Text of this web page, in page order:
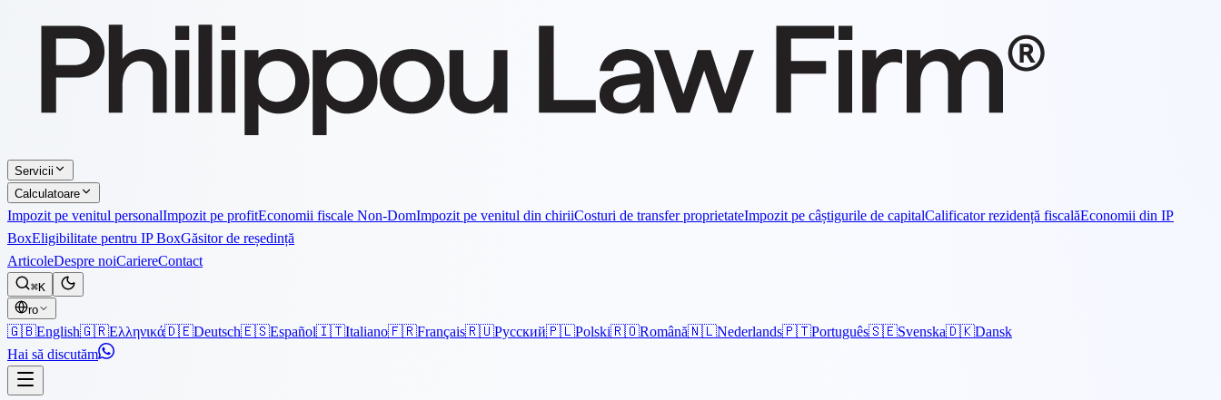
Servicii
Calculatoare
Impozit pe venitul personalImpozit pe profitEconomii fiscale Non-DomImpozit pe venitul din chiriiCosturi de transfer proprietateImpozit pe câștigurile de capitalCalificator rezidență fiscalăEconomii din IP
BoxEligibilitate pentru IP BoxGăsitor de reședință
ArticoleDespre noiCariereContact
⌘K
ro
🇬🇧English🇬🇷Ελληνικά🇩🇪Deutsch🇪🇸Español🇮🇹Italiano🇫🇷Français🇷🇺Русский🇵🇱Polski🇷🇴Română🇳🇱Nederlands🇵🇹Português🇸🇪Svenska🇩🇰Dansk
Hai să discutăm